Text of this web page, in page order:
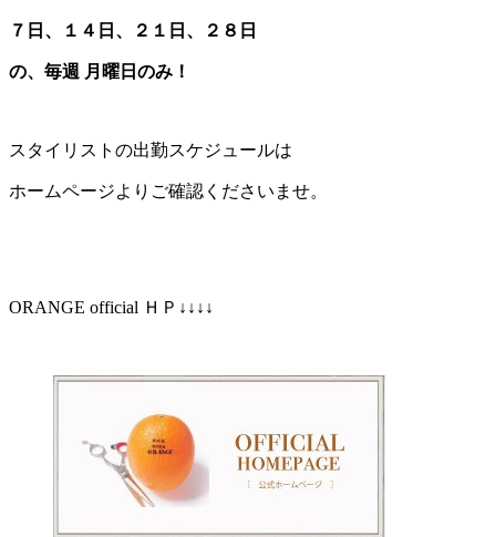
７日、１４日、２１日、２８日
の、毎週 月曜日のみ！
スタイリストの出勤スケジュールは
ホームページよりご確認くださいませ。
ORANGE official ＨＰ↓↓↓↓